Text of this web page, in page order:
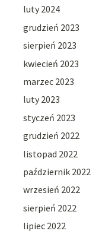
luty 2024
grudzień 2023
sierpień 2023
kwiecień 2023
marzec 2023
luty 2023
styczeń 2023
grudzień 2022
listopad 2022
październik 2022
wrzesień 2022
sierpień 2022
lipiec 2022